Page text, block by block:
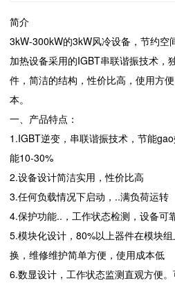
简介
3kW-300kW的3kW风冷设备，节约空
加热设备采用的IGBT串联谐振技术，
件，简洁的结构，性价比高，使用方
本。
一、产品特点：
1.IGBT逆变，串联谐振技术，节能
能10-30%
2.设备设计简洁实用，性价比高
3.任何负载情况下启动，..满负荷运转
4.保护功能..，工作状态检测，设备可
5.模块化设计，80%以上器件在模块
换，维修维护简单方便，使用成本低
6.数显设计，工作状态监测直观方便